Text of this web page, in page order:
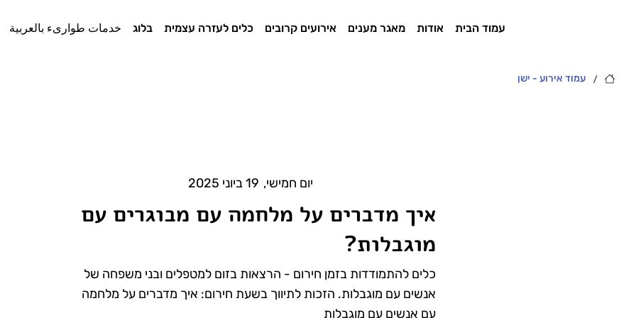
עמוד הבית אודות מאגר מענים אירועים קרובים כלים לעזרה עצמית בלוג خدمات طوارىء بالعربية
/ עמוד אירוע - ישן
19 ביוני 2025 ,יום חמישי
איך מדברים על מלחמה עם מבוגרים עם
מוגבלות?
כלים להתמודדות בזמן חירום - הרצאות בזום למטפלים ובני משפחה של
אנשים עם מוגבלות. הזכות לתיווך בשעת חירום: איך מדברים על מלחמה
עם אנשים עם מוגבלות